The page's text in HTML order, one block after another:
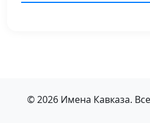
© 2026 Имена Кавказа.